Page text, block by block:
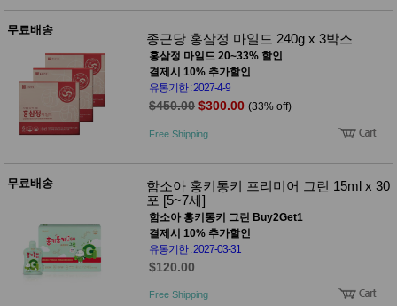
쌀/잡곡/
면류
양념/소
스/가루
건조식
품
놀이방
매트
유아 보
드(칠
DIY
유아 이
유식
아기띠/
무료배송
종근당 홍삼정 마일드 240g x 3박스
홍삼정 마일드 20~33% 할인
결제시 10% 추가할인
유통기한 : 2027-4-9
$450.00 $300.00 (33% off)
Free Shipping
무료배송
함소아 홍키통키 프리미어 그린 15ml x 30
포 [5~7세]
함소아 홍키통키 그린 Buy2Get1
결제시 10% 추가할인
유통기한 : 2027-03-31
$120.00
Free Shipping